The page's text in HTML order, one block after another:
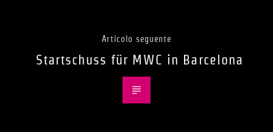
Articolo seguente
Startschuss für MWC in Barcelona